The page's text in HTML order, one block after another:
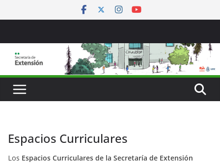
al
Espacios Curriculares
Los Espacios Curriculares de la Secretaría de Extensión